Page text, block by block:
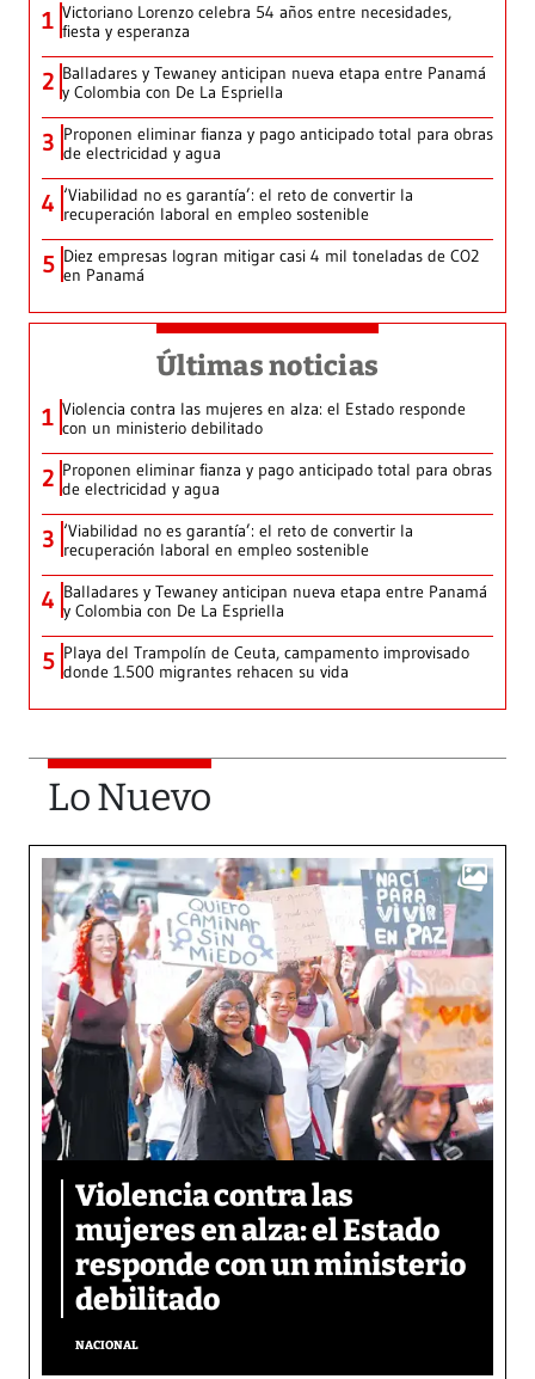
1 Victoriano Lorenzo celebra 54 años entre necesidades,
fiesta y esperanza
2 Balladares y Tewaney anticipan nueva etapa entre Panamá
y Colombia con De La Espriella
3 Proponen eliminar fianza y pago anticipado total para obras
de electricidad y agua
4 ‘Viabilidad no es garantía’: el reto de convertir la
recuperación laboral en empleo sostenible
5 Diez empresas logran mitigar casi 4 mil toneladas de CO2
en Panamá
Últimas noticias
1 Violencia contra las mujeres en alza: el Estado responde
con un ministerio debilitado
2 Proponen eliminar fianza y pago anticipado total para obras
de electricidad y agua
3 ‘Viabilidad no es garantía’: el reto de convertir la
recuperación laboral en empleo sostenible
4 Balladares y Tewaney anticipan nueva etapa entre Panamá
y Colombia con De La Espriella
5 Playa del Trampolín de Ceuta, campamento improvisado
donde 1.500 migrantes rehacen su vida
Lo Nuevo
Violencia contra las
mujeres en alza: el Estado
responde con un ministerio
debilitado
NACIONAL